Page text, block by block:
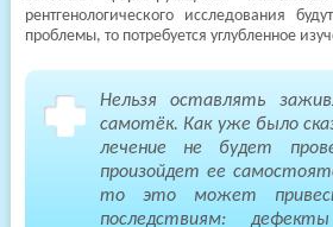
рентгенологического исследования
проблемы, то потребуется углубленное
Нельзя оставлять
самотёк. Как уже было
лечение не будет
произойдет ее
то это может
последствиям: